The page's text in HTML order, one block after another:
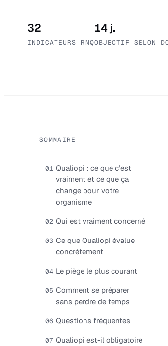
32
INDICATEURS RNQ
14 j.
OBJECTIF SELON
SOMMAIRE
01 Qualiopi : ce que c’est
vraiment et ce que ça
change pour votre
organisme
02 Qui est vraiment concerné
03 Ce que Qualiopi évalue
concrètement
04 Le piège le plus courant
05 Comment se préparer
sans perdre de temps
06 Questions fréquentes
07 Qualiopi est-il obligatoire